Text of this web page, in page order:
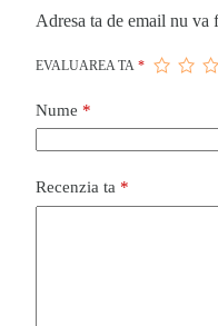
Adresa ta de email nu va
EVALUAREA TA *
Nume *
Recenzia ta *